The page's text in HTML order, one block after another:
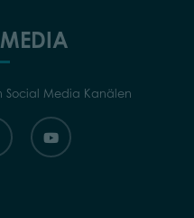
Social Media Kanälen